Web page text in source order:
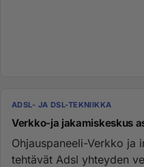
ADSL- JA DSL-TEKNIIKKA
Verkko-ja jakamiskeskus
Ohjauspaneeli-Verkko ja
tehtävät Adsl yhteyden verkko-ja jakamiskeskus